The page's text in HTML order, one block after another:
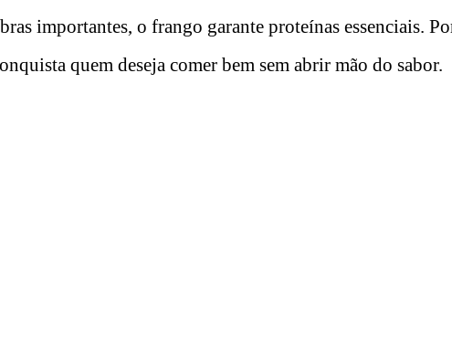
importantes, o frango garante proteínas essenciais.
quem deseja comer bem sem abrir mão do sabor.